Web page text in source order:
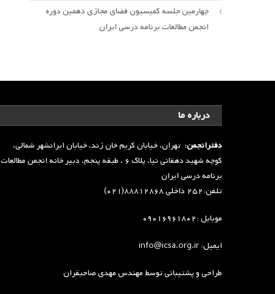
چهارمین جلسه کمیسیون فضای مجازی دهمین دوره
انجمن مطالعات برنامه درسی ایران
درباره ما
دفترانجمن: تهران، خیابان کریم خان زند، خیابان ایرانشهر شمالی،
کوچه شهید دهقانی نیا، پلاک ۶ ، طبقه پنجم، دبیر خانه انجمن مطالعات
برنامه درسی ایران
تلفن:۲۵۲ داخلی ۸۸۸۱۲۸۶۸(۰۲۱)
موبایل :۰۹۰۱۶۹۶۱۸۰۲
ایمیل: info@icsa.org.ir
طراحی و پشتیبانی توسطمهندس مهدی صاحبقران